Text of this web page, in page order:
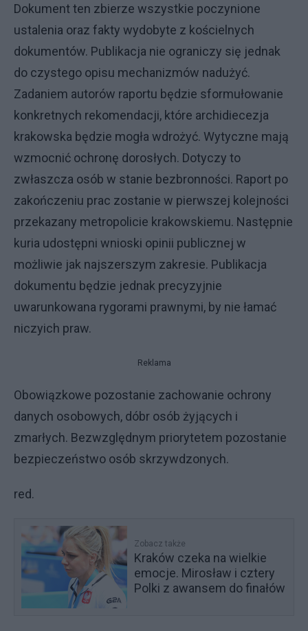
Dokument ten zbierze wszystkie poczynione
ustalenia oraz fakty wydobyte z kościelnych
dokumentów. Publikacja nie ograniczy się jednak
do czystego opisu mechanizmów nadużyć.
Zadaniem autorów raportu będzie sformułowanie
konkretnych rekomendacji, które archidiecezja
krakowska będzie mogła wdrożyć. Wytyczne mają
wzmocnić ochronę dorosłych. Dotyczy to
zwłaszcza osób w stanie bezbronności. Raport po
zakończeniu prac zostanie w pierwszej kolejności
przekazany metropolicie krakowskiemu. Następnie
kuria udostępni wnioski opinii publicznej w
możliwie jak najszerszym zakresie. Publikacja
dokumentu będzie jednak precyzyjnie
uwarunkowana rygorami prawnymi, by nie łamać
niczyich praw.
Reklama
Obowiązkowe pozostanie zachowanie ochrony
danych osobowych, dóbr osób żyjących i
zmarłych. Bezwzględnym priorytetem pozostanie
bezpieczeństwo osób skrzywdzonych.
red.
Zobacz także
Kraków czeka na wielkie
emocje. Mirosław i cztery
Polki z awansem do finałów